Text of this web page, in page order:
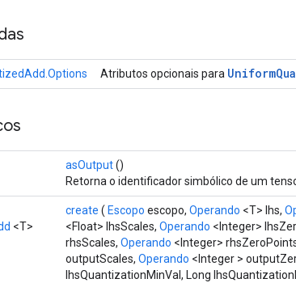
Atributos opcionais para Uniform
asOutput()
Retorna o identificador simbólico de um
<T>
create ( Escopo escopo, Operando <T> lhs,
<Float> lhsScales, Operando <Integer>
rhsScales, Operando <Integer>
outputScales, Operando <Integer >
lhsQuantizationMinVal, Long